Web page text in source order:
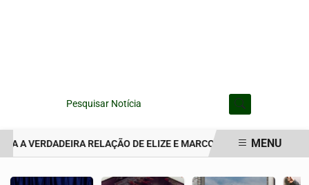
Pesquisar Notícia
A VERDADEIRA RELAÇÃO DE ELIZE E MARCOS MATSUNAGA
MENU